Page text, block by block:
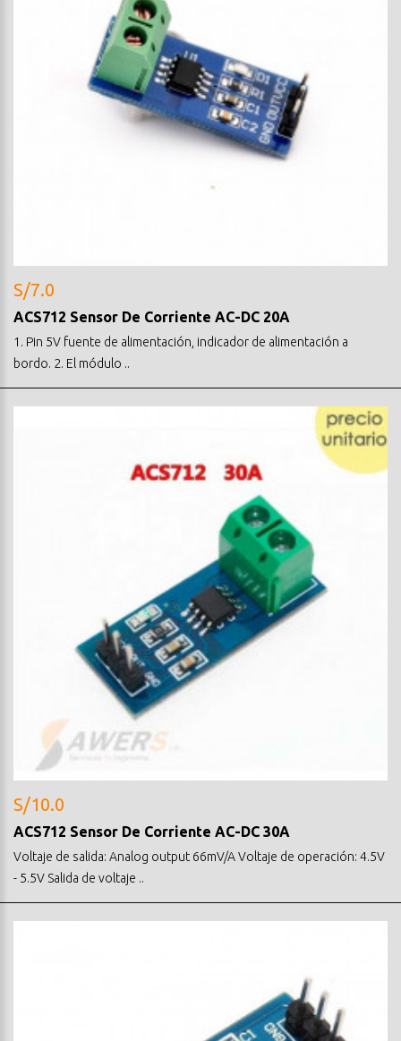
S/7.0
ACS712 Sensor De Corriente AC-DC 20A
1. Pin 5V fuente de alimentación, indicador de alimentación a
bordo. 2. El módulo ..
S/10.0
ACS712 Sensor De Corriente AC-DC 30A
Voltaje de salida: Analog output 66mV/A Voltaje de operación: 4.5V
- 5.5V Salida de voltaje ..